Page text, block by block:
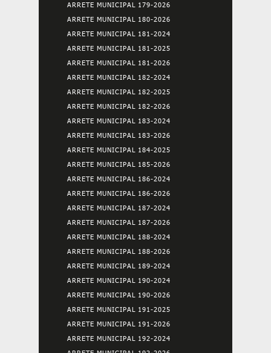
ARRETE MUNICIPAL 179-2026
ARRETE MUNICIPAL 180-2026
ARRETE MUNICIPAL 181-2024
ARRETE MUNICIPAL 181-2025
ARRETE MUNICIPAL 181-2026
ARRETE MUNICIPAL 182-2024
ARRETE MUNICIPAL 182-2025
ARRETE MUNICIPAL 182-2026
ARRETE MUNICIPAL 183-2024
ARRETE MUNICIPAL 183-2026
ARRETE MUNICIPAL 184-2025
ARRETE MUNICIPAL 185-2026
ARRETE MUNICIPAL 186-2024
ARRETE MUNICIPAL 186-2026
ARRETE MUNICIPAL 187-2024
ARRETE MUNICIPAL 187-2026
ARRETE MUNICIPAL 188-2024
ARRETE MUNICIPAL 188-2026
ARRETE MUNICIPAL 189-2024
ARRETE MUNICIPAL 190-2024
ARRETE MUNICIPAL 190-2026
ARRETE MUNICIPAL 191-2025
ARRETE MUNICIPAL 191-2026
ARRETE MUNICIPAL 192-2024